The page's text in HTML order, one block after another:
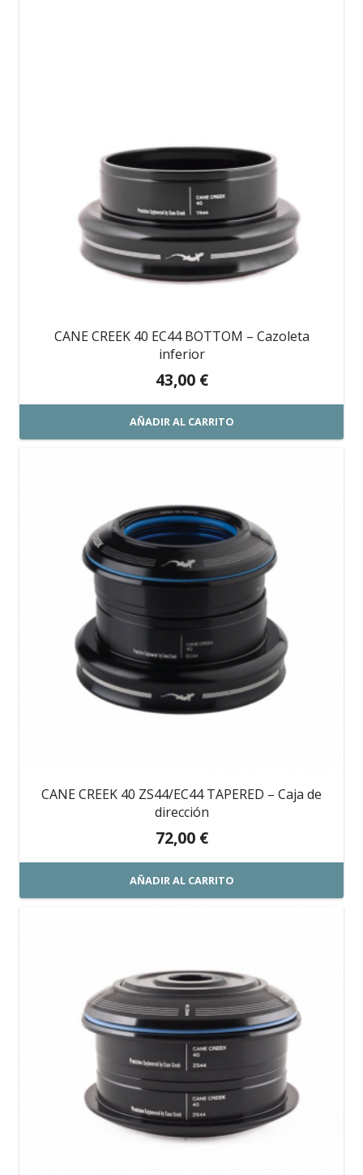
CANE CREEK 40 EC44 BOTTOM – Cazoleta
inferior
43,00 €
AÑADIR AL CARRITO
CANE CREEK 40 ZS44/EC44 TAPERED – Caja de
dirección
72,00 €
AÑADIR AL CARRITO